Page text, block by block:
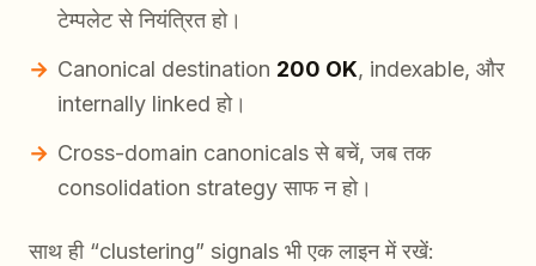
टेम्पलेट से नियंत्रित हो।
Canonical destination 200 OK, indexable, और
internally linked हो।
Cross-domain canonicals से बचें, जब तक
consolidation strategy साफ न हो।
साथ ही “clustering” signals भी एक लाइन में रखें: